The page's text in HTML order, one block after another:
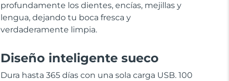
profundamente los dientes, encías, mejillas y
lengua, dejando tu boca fresca y
verdaderamente limpia.
Diseño inteligente sueco
Dura hasta 365 días con una sola carga USB. 100